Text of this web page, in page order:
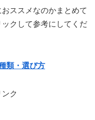
ススメなのかまとめて
クして参考にしてくだ
類・選び方
ク